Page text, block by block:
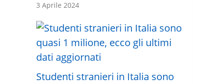
3 Aprile 2024
Studenti stranieri in Italia sono